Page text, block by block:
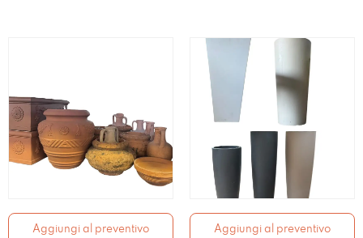
Aggiungi al preventivo Aggiungi al preventivo